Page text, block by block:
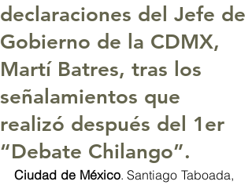
declaraciones del Jefe de
Gobierno de la CDMX,
Martí Batres, tras los
señalamientos que
realizó después del 1er
“Debate Chilango”.
Ciudad de México. Santiago Taboada,